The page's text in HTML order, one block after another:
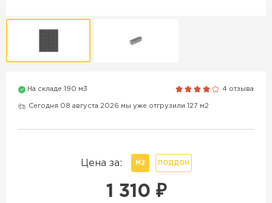
На складе 190 м3 4 отзыва
Сегодня 08 августа 2026 мы уже отгрузили 127 м2
Цена за: М2 ПОДДОН
1 310 ₽
ПОКАЗАТЬ БОЛЬШЕ
ВСЕ ПРОИЗВОДИТЕЛИ